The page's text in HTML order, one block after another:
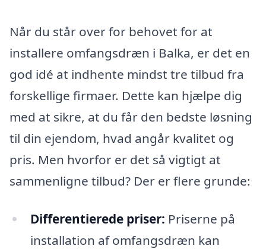
Når du står over for behovet for at
installere omfangsdræn i Balka, er det en
god idé at indhente mindst tre tilbud fra
forskellige firmaer. Dette kan hjælpe dig
med at sikre, at du får den bedste løsning
til din ejendom, hvad angår kvalitet og
pris. Men hvorfor er det så vigtigt at
sammenligne tilbud? Der er flere grunde:
Differentierede priser: Priserne på
installation af omfangsdræn kan